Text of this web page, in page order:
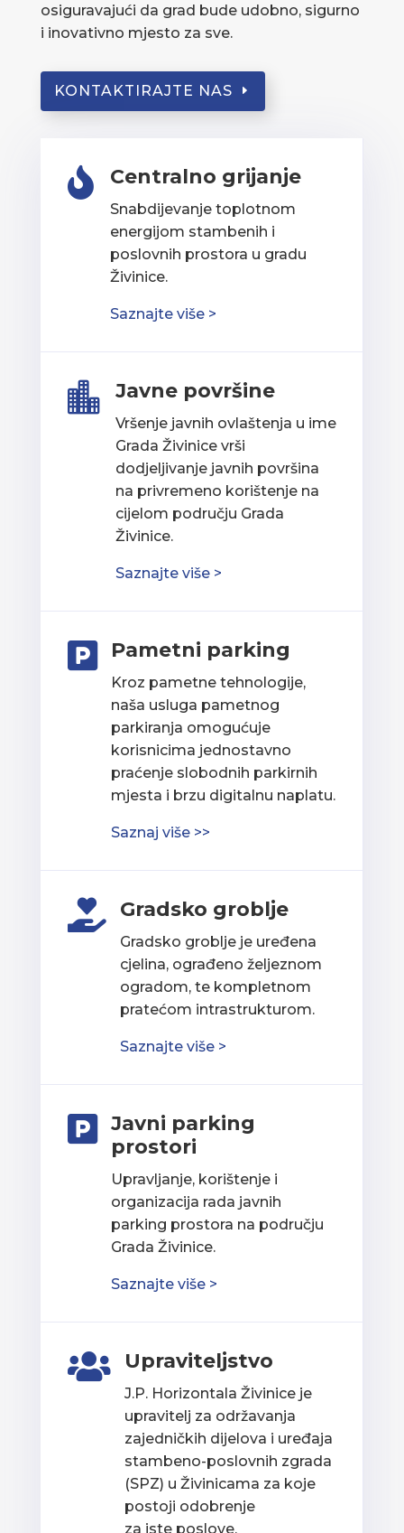
osiguravajući da grad bude udobno, sigurno
i inovativno mjesto za sve.
KONTAKTIRAJTE NAS
 Centralno grijanje
Snabdijevanje toplotnom
energijom stambenih i
poslovnih prostora u gradu
Živinice.
Saznajte više >
 Javne površine
Vršenje javnih ovlaštenja u ime
Grada Živinice vrši
dodjeljivanje javnih površina
na privremeno korištenje na
cijelom području Grada
Živinice.
Saznajte više >
 Pametni parking
Kroz pametne tehnologije,
naša usluga pametnog
parkiranja omogućuje
korisnicima jednostavno
praćenje slobodnih parkirnih
mjesta i brzu digitalnu naplatu.
Saznaj više >>
 Gradsko groblje
Gradsko groblje je uređena
cjelina, ograđeno željeznom
ogradom, te kompletnom
pratećom intrastrukturom.
Saznajte više >

Javni parking
prostori
Upravljanje, korištenje i
organizacija rada javnih
parking prostora na području
Grada Živinice.
Saznajte više >
 Upraviteljstvo
J.P. Horizontala Živinice je
upravitelj za održavanja
zajedničkih dijelova i uređaja
stambeno-poslovnih zgrada
(SPZ) u Živinicama za koje
postoji odobrenje
za iste poslove.